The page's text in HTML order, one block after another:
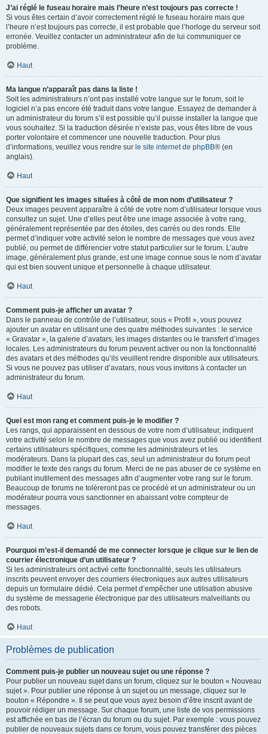
J’ai réglé le fuseau horaire mais l’heure n’est toujours pas correcte !
Si vous êtes certain d’avoir correctement réglé le fuseau horaire mais que
l’heure n’est toujours pas correcte, il est probable que l’horloge du serveur soit
erronée. Veuillez contacter un administrateur afin de lui communiquer ce
problème.
Haut
Ma langue n’apparaît pas dans la liste !
Soit les administrateurs n’ont pas installé votre langue sur le forum, soit le
logiciel n’a pas encore été traduit dans votre langue. Essayez de demander à
un administrateur du forum s’il est possible qu’il puisse installer la langue que
vous souhaitez. Si la traduction désirée n’existe pas, vous êtes libre de vous
porter volontaire et commencer une nouvelle traduction. Pour plus
d’informations, veuillez vous rendre sur le site internet de phpBB® (en
anglais).
Haut
Que signifient les images situées à côté de mon nom d’utilisateur ?
Deux images peuvent apparaître à côté de votre nom d’utilisateur lorsque vous
consultez un sujet. Une d’elles peut être une image associée à votre rang,
généralement représentée par des étoiles, des carrés ou des ronds. Elle
permet d’indiquer votre activité selon le nombre de messages que vous avez
publié, ou permet de différencier votre statut particulier sur le forum. L’autre
image, généralement plus grande, est une image connue sous le nom d’avatar
qui est bien souvent unique et personnelle à chaque utilisateur.
Haut
Comment puis-je afficher un avatar ?
Dans le panneau de contrôle de l’utilisateur, sous « Profil », vous pouvez
ajouter un avatar en utilisant une des quatre méthodes suivantes : le service
« Gravatar », la galerie d’avatars, les images distantes ou le transfert d’images
locales. Les administrateurs du forum peuvent activer ou non la fonctionnalité
des avatars et des méthodes qu’ils veuillent rendre disponible aux utilisateurs.
Si vous ne pouvez pas utiliser d’avatars, nous vous invitons à contacter un
administrateur du forum.
Haut
Quel est mon rang et comment puis-je le modifier ?
Les rangs, qui apparaissent en dessous de votre nom d’utilisateur, indiquent
votre activité selon le nombre de messages que vous avez publié ou identifient
certains utilisateurs spécifiques, comme les administrateurs et les
modérateurs. Dans la plupart des cas, seul un administrateur du forum peut
modifier le texte des rangs du forum. Merci de ne pas abuser de ce système en
publiant inutilement des messages afin d’augmenter votre rang sur le forum.
Beaucoup de forums ne toléreront pas ce procédé et un administrateur ou un
modérateur pourra vous sanctionner en abaissant votre compteur de
messages.
Haut
Pourquoi m’est-il demandé de me connecter lorsque je clique sur le lien de
courrier électronique d’un utilisateur ?
Si les administrateurs ont activé cette fonctionnalité, seuls les utilisateurs
inscrits peuvent envoyer des courriers électroniques aux autres utilisateurs
depuis un formulaire dédié. Cela permet d’empêcher une utilisation abusive
du système de messagerie électronique par des utilisateurs malveillants ou
des robots.
Haut
Problèmes de publication
Comment puis-je publier un nouveau sujet ou une réponse ?
Pour publier un nouveau sujet dans un forum, cliquez sur le bouton « Nouveau
sujet ». Pour publier une réponse à un sujet ou un message, cliquez sur le
bouton « Répondre ». Il se peut que vous ayez besoin d’être inscrit avant de
pouvoir rédiger un message. Sur chaque forum, une liste de vos permissions
est affichée en bas de l’écran du forum ou du sujet. Par exemple : vous pouvez
publier de nouveaux sujets dans ce forum, vous pouvez transférer des pièces